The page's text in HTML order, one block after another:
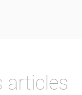
articles